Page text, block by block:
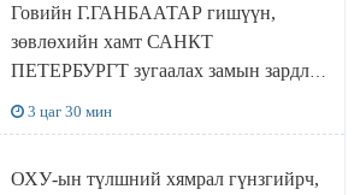
Говийн Г.ГАНБААТАР гишүүн,
зөвлөхийн хамт САНКТ
ПЕТЕРБУРГТ зугаалах замын зардлаа
3 цаг 30 мин
ОХУ-ын түлшний хямрал гүнзгийрч,